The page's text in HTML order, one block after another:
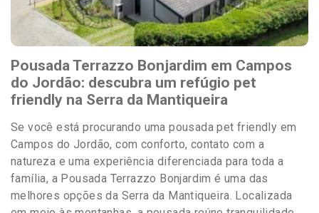
Pousada Terrazzo Bonjardim em Campos
do Jordão: descubra um refúgio pet
friendly na Serra da Mantiqueira
Se você está procurando uma pousada pet friendly em
Campos do Jordão, com conforto, contato com a
natureza e uma experiência diferenciada para toda a
família, a Pousada Terrazzo Bonjardim é uma das
melhores opções da Serra da Mantiqueira. Localizada